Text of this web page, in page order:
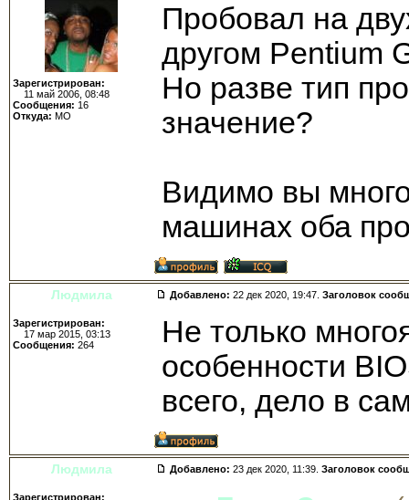
Зарегистрирован:
11 май 2006, 08:48
Сообщения: 16
Откуда: МО
Пробовал на
другом Pentium
Но разве тип
значение?
Видимо вы
машинах оба
Людмила Добавлено: 22 дек 2020, 19:47. Заголовок
Зарегистрирован:
17 мар 2015, 03:13
Сообщения: 264
Не только
особенности
всего, дело в
Людмила Добавлено: 23 дек 2020, 11:39. Заголовок
Зарегистрирован: